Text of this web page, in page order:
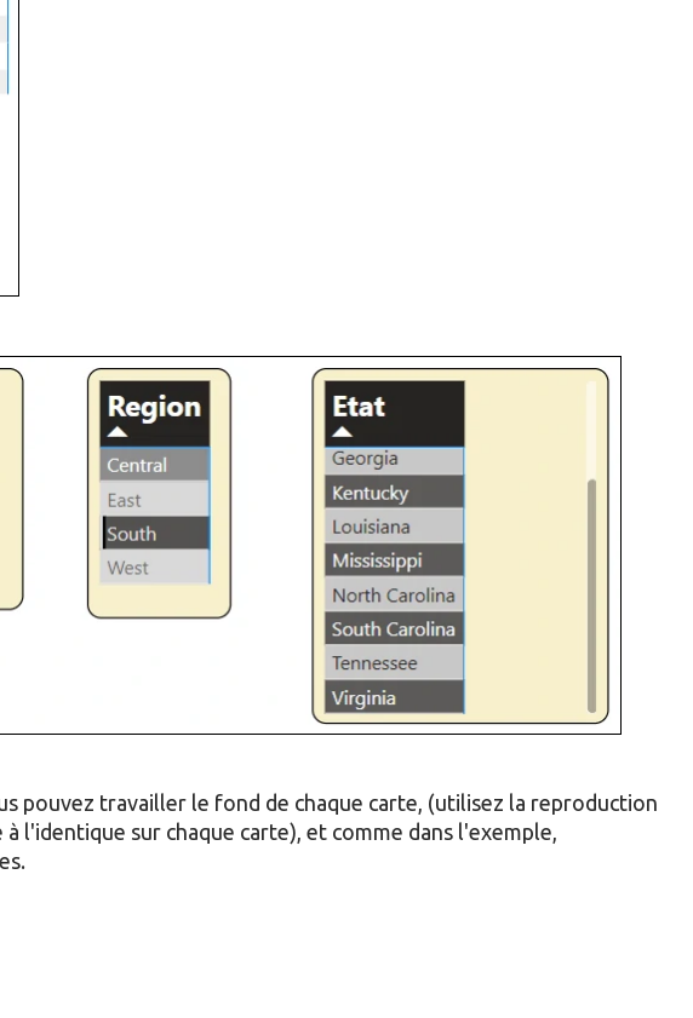
pouvez travailler le fond de chaque carte, (utilisez la reproduction
l'identique sur chaque carte), et comme dans l'exemple,